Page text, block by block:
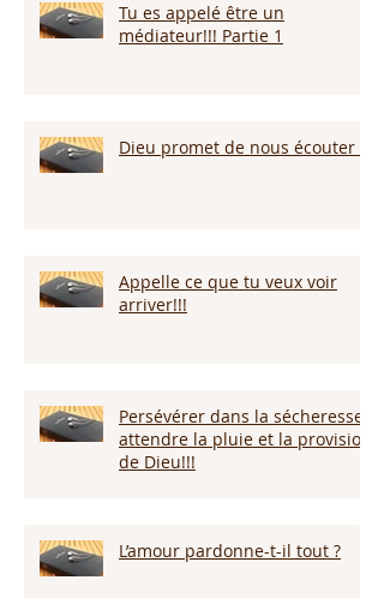
Tu es appelé être un
médiateur!!! Partie 1
Dieu promet de nous écouter !
Appelle ce que tu veux voir
arriver!!!
Persévérer dans la sécheresse :
attendre la pluie et la provision
de Dieu!!!
L’amour pardonne-t-il tout ?